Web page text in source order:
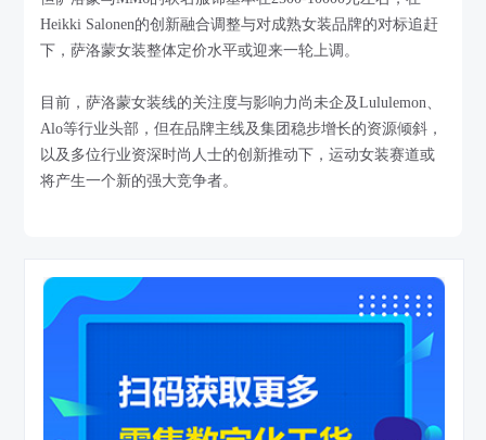
Heikki Salonen的创新融合调整与对成熟女装品牌的对标追赶
下，萨洛蒙女装整体定价水平或迎来一轮上调。
目前，萨洛蒙女装线的关注度与影响力尚未企及Lululemon、
Alo等行业头部，但在品牌主线及集团稳步增长的资源倾斜，
以及多位行业资深时尚人士的创新推动下，运动女装赛道或
将产生一个新的强大竞争者。